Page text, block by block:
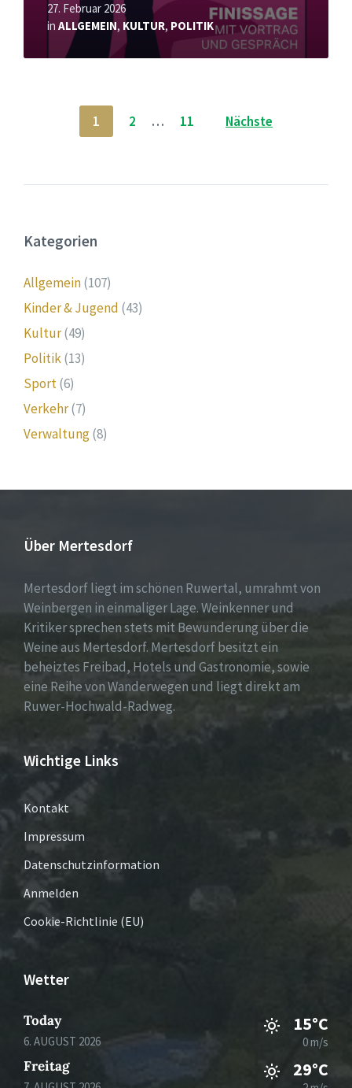
27. Februar 2026
in ALLGEMEIN, KULTUR, POLITIK
Seitennummerierung
Beiträge
1 2 … 11 Nächste
Kategorien
Allgemein(107)
Kinder & Jugend (43)
Kultur(49)
Politik(13)
Sport(6)
Verkehr(7)
Verwaltung(8)
Über Mertesdorf
Mertesdorf liegt im schönen Ruwertal, umrahmt von
Weinbergen in einmaliger Lage. Weinkenner und
Kritiker sprechen stets mit Bewunderung über die
Weine aus Mertesdorf. Mertesdorf besitzt ein
beheiztes Freibad, Hotels und Gastronomie, sowie
eine Reihe von Wanderwegen und liegt direkt am
Ruwer-Hochwald-Radweg.
Wichtige Links
Kontakt
Impressum
Datenschutzinformation
Anmelden
Cookie-Richtlinie (EU)
Wetter
Today
6. AUGUST 2026
15°C
0 m/s
Freitag 29°C